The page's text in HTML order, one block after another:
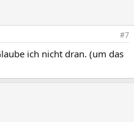
#7
ich nicht dran. (um das